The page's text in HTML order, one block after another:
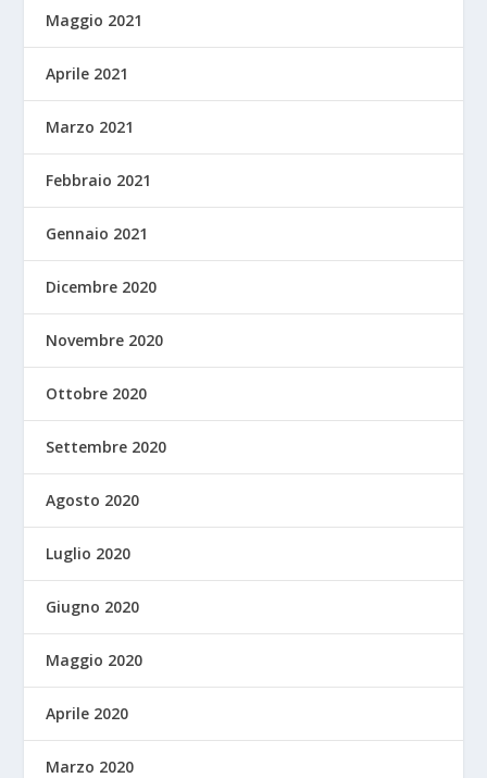
Maggio 2021
Aprile 2021
Marzo 2021
Febbraio 2021
Gennaio 2021
Dicembre 2020
Novembre 2020
Ottobre 2020
Settembre 2020
Agosto 2020
Luglio 2020
Giugno 2020
Maggio 2020
Aprile 2020
Marzo 2020